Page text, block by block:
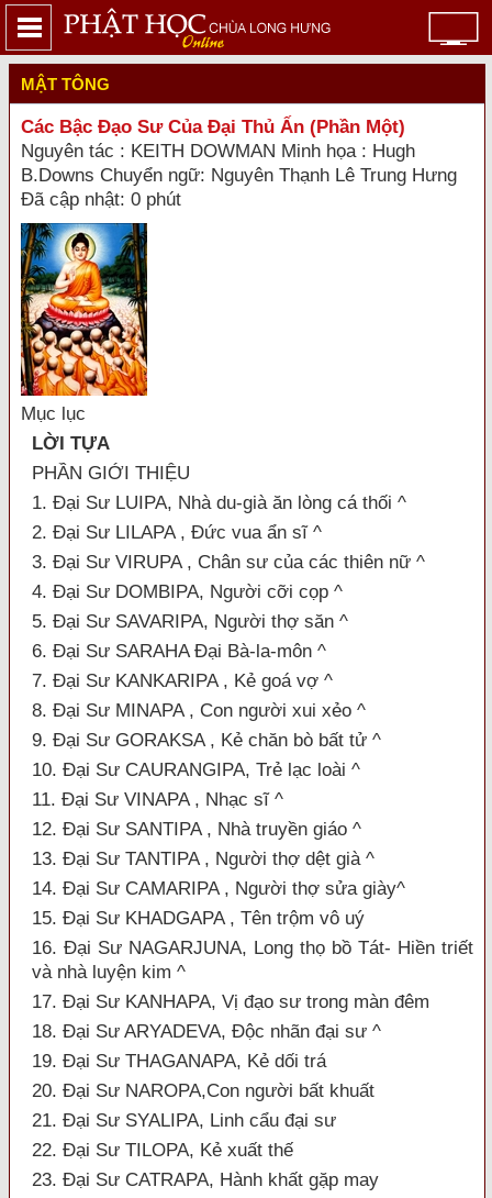
MẬT TÔNG
Các Bậc Đạo Sư Của Đại Thủ Ấn (Phần Một)
Nguyên tác : KEITH DOWMAN Minh họa : Hugh
B.Downs Chuyển ngữ: Nguyên Thạnh Lê Trung Hưng
Đã cập nhật: 0 phút
Mục lục
LỜI TỰA
PHẦN GIỚI THIỆU
1. Đại Sư LUIPA, Nhà du-già ăn lòng cá thối ^
2. Đại Sư LILAPA , Ðức vua ẩn sĩ ^
3. Đại Sư VIRUPA , Chân sư của các thiên nữ ^
4. Đại Sư DOMBIPA, Người cỡi cọp ^
5. Đại Sư SAVARIPA, Người thợ săn ^
6. Đại Sư SARAHA Ðại Bà-la-môn ^
7. Đại Sư KANKARIPA , Kẻ goá vợ ^
8. Đại Sư MINAPA , Con người xui xẻo ^
9. Đại Sư GORAKSA , Kẻ chăn bò bất tử ^
10. Đại Sư CAURANGIPA, Trẻ lạc loài ^
11. Đại Sư VINAPA , Nhạc sĩ ^
12. Đại Sư SANTIPA , Nhà truyền giáo ^
13. Đại Sư TANTIPA , Người thợ dệt già ^
14. Đại Sư CAMARIPA , Người thợ sửa giày^
15. Đại Sư KHADGAPA , Tên trộm vô uý
16. Đại Sư NAGARJUNA, Long thọ bồ Tát- Hiền triết
và nhà luyện kim ^
17. Đại Sư KANHAPA, Vị đạo sư trong màn đêm
18. Đại Sư ARYADEVA, Ðộc nhãn đại sư ^
19. Đại Sư THAGANAPA, Kẻ dối trá
20. Đại Sư NAROPA,Con người bất khuất
21. Đại Sư SYALIPA, Linh cẩu đại sư
22. Đại Sư TILOPA, Kẻ xuất thế
23. Đại Sư CATRAPA, Hành khất gặp may